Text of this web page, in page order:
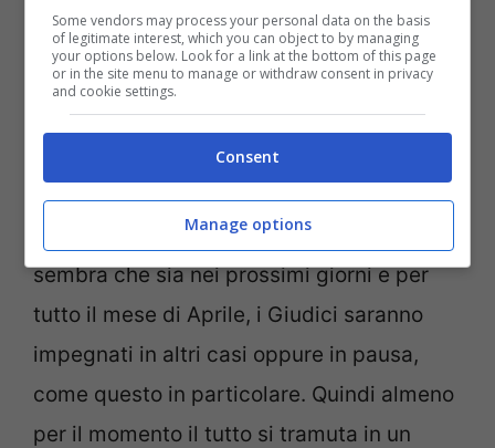
Detto questo,è anche giusto sottolineare
come il procuratore distrettuale di
Manhattan, Alvin Bragg, potrebbe
cambiare il programma del gran giurì
chiedergli di riunirsi durante la pausa, ma
stando alle indiscrezioni del momento
sembra che sia nei prossimi giorni e per
tutto il mese di Aprile, i Giudici saranno
impegnati in altri casi oppure in pausa,
come questo in particolare. Quindi almeno
per il momento il tutto si tramuta in un
Some vendors may process your personal data on the basis
of legitimate interest, which you can object to by managing
your options below. Look for a link at the bottom of this page
or in the site menu to manage or withdraw consent in privacy
and cookie settings.
Consent
Manage options